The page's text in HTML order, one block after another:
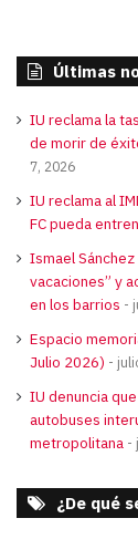
Últimas
IU reclama la
de morir de
7, 2026
IU reclama al
FC pueda
Ismael
vacaciones” y
en los barrios
Espacio
Julio 2026)
IU denuncia
autobuses
metropolitana
¿De qué